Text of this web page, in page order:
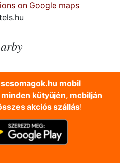
on Google maps
mobil
kütyüjén, mobilján
akciós szállás!